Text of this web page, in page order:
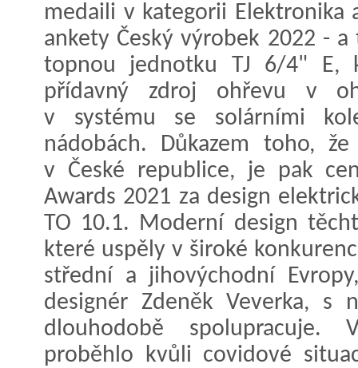
medaili v kategorii Elektronika
ankety Český výrobek 2022 -
topnou jednotku TJ 6/4" E,
přídavný zdroj ohřevu v
v systému se solárními
nádobách. Důkazem toho,
v České republice, je pak
Awards 2021 za design
TO 10.1. Moderní design
které uspěly v široké
střední a jihovýchodní
designér Zdeněk Veverka, s
dlouhodobě spolupracuje.
proběhlo kvůli covidové